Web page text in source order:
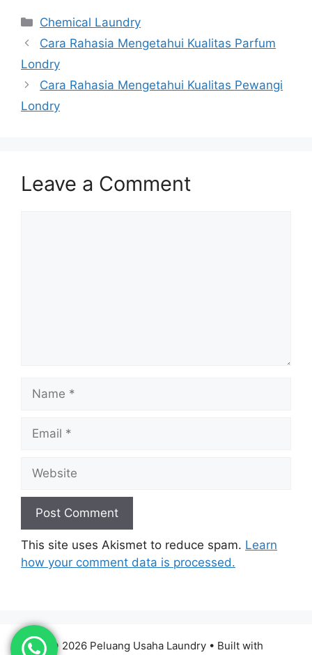
Categories
Chemical Laundry
Cara Rahasia Mengetahui Kualitas Parfum
Londry
Cara Rahasia Mengetahui Kualitas Pewangi
Londry
Leave a Comment
Name
Email
Website
This site uses Akismet to reduce spam. Learn
how your comment data is processed.
© 2026 Peluang Usaha Laundry• Built with